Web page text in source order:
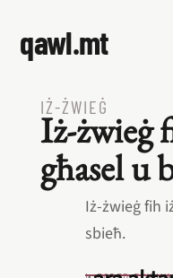
qawl.mt
IŻ‑ŻWIEĠ
Iż‑żwieġ
għasel u
Iż‑żwieġ fih
sbieħ.